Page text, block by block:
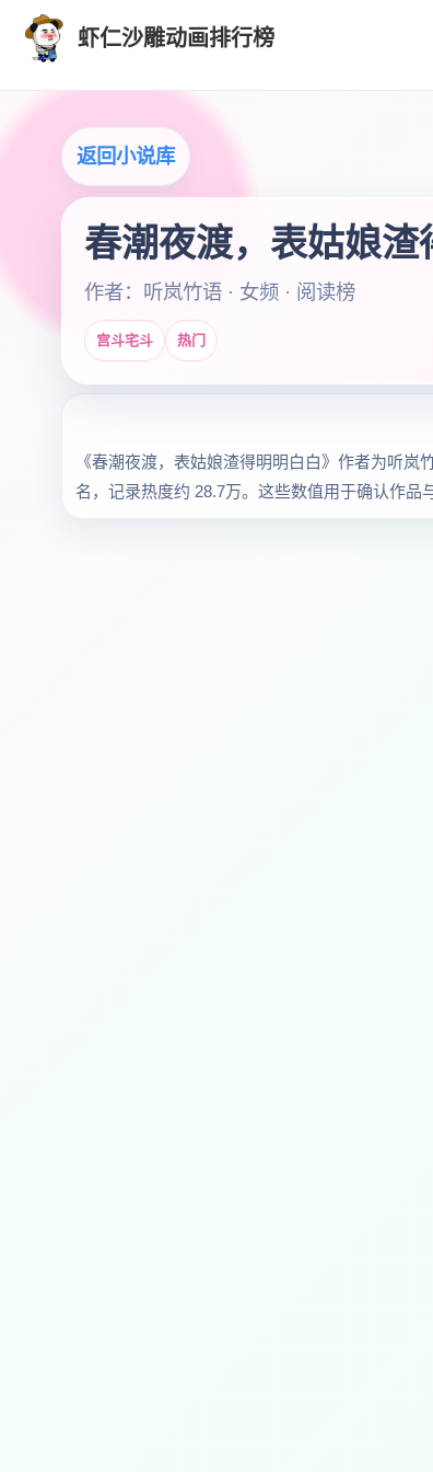
虾仁沙雕动画排行榜
返回小说库
春潮夜渡，表姑娘渣
作者：听岚竹语 · 女频 · 阅读榜
宫斗宅斗 热门
《春潮夜渡，表姑娘渣得明明白白》作者为听
名，记录热度约 28.7万。这些数值用于确认作品